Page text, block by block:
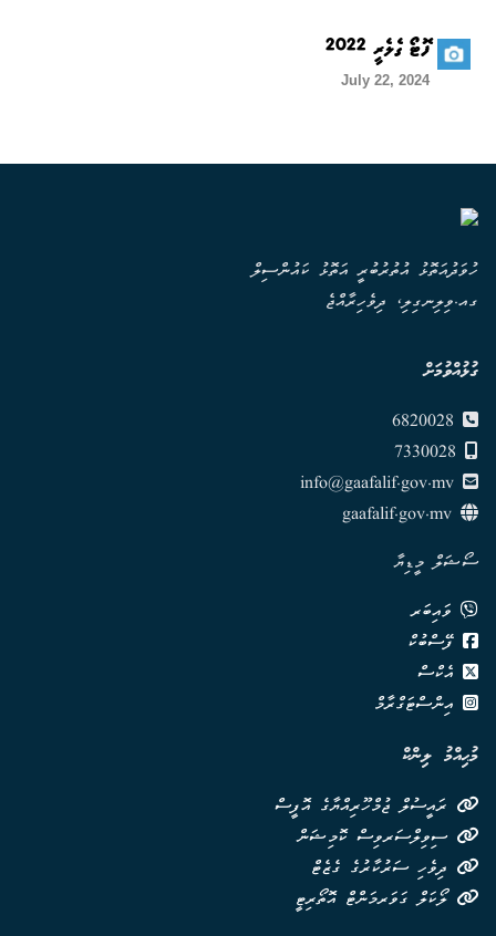
ފޮޓޯ ގެލެރީ 2022
July 22, 2024
ހުވަދުއަތޮޅު އުތުރުބުރީ އަތޮޅު ކައުންސިލް
ގއ.ވިލިނގިލި، ދިވެހިރާއްޖެ
ގުޅުއްވުމަށް
info@gaafalif.gov.mv
ސޯޝަލް މީޑިޔާ
ވައިބަރ
ފޭސްބުކް
އެކްސް
އިންސްޓަގްރާމް
މުޙިއްމު ލިންކް
ރައީސުލް ޖުމްހޫރިއްޔާގެ އޮފީސް
ސިވިލްސަރވިސް ކޮމިޝަން
ދިވެހި ސަރުކާރުގެ ގެޒެޓް
ލޯކަލް ގަވަރމަންޓް އޮތޯރިޓީ